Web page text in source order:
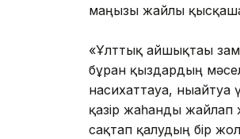
маңызы жайлы
«Ұлттық айшықтағы
бұрған қыздардың
насихаттауға,
қазір жаһанды
сақтап қалудың бір